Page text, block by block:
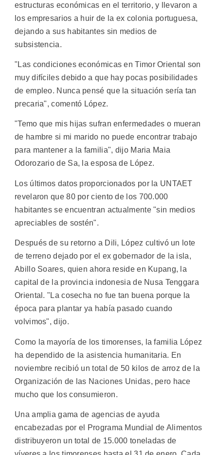
estructuras económicas en el territorio, y llevaron a
los empresarios a huir de la ex colonia portuguesa,
dejando a sus habitantes sin medios de
subsistencia.
"Las condiciones económicas en Timor Oriental son
muy difíciles debido a que hay pocas posibilidades
de empleo. Nunca pensé que la situación sería tan
precaria", comentó López.
"Temo que mis hijas sufran enfermedades o mueran
de hambre si mi marido no puede encontrar trabajo
para mantener a la familia", dijo Maria Maia
Odorozario de Sa, la esposa de López.
Los últimos datos proporcionados por la UNTAET
revelaron que 80 por ciento de los 700.000
habitantes se encuentran actualmente "sin medios
apreciables de sostén".
Después de su retorno a Dili, López cultivó un lote
de terreno dejado por el ex gobernador de la isla,
Abillo Soares, quien ahora reside en Kupang, la
capital de la provincia indonesia de Nusa Tenggara
Oriental. "La cosecha no fue tan buena porque la
época para plantar ya había pasado cuando
volvimos", dijo.
Como la mayoría de los timorenses, la familia López
ha dependido de la asistencia humanitaria. En
noviembre recibió un total de 50 kilos de arroz de la
Organización de las Naciones Unidas, pero hace
mucho que los consumieron.
Una amplia gama de agencias de ayuda
encabezadas por el Programa Mundial de Alimentos
distribuyeron un total de 15.000 toneladas de